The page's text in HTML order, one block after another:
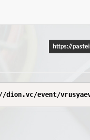
https://
dion.vc/event/